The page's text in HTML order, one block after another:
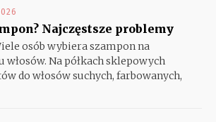
Najczęstsze problemy
osób wybiera szampon na
Na półkach sklepowych
do włosów suchych, farbowanych,